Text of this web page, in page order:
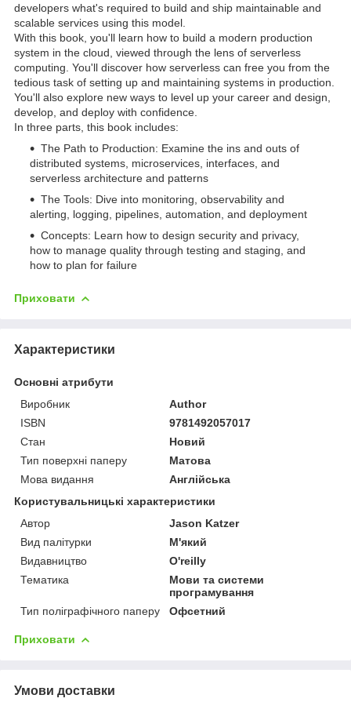
developers what's required to build and ship maintainable and
scalable services using this model.
With this book, you'll learn how to build a modern production
system in the cloud, viewed through the lens of serverless
computing. You'll discover how serverless can free you from the
tedious task of setting up and maintaining systems in production.
You'll also explore new ways to level up your career and design,
develop, and deploy with confidence.
In three parts, this book includes:
The Path to Production: Examine the ins and outs of
distributed systems, microservices, interfaces, and
serverless architecture and patterns
The Tools: Dive into monitoring, observability and
alerting, logging, pipelines, automation, and deployment
Concepts: Learn how to design security and privacy,
how to manage quality through testing and staging, and
how to plan for failure
Приховати
Характеристики
Основні атрибути
Виробник
Author
ISBN
9781492057017
Стан
Новий
Тип поверхні паперу
Матова
Мова видання
Англійська
Користувальницькі характеристики
Автор
Jason Katzer
Вид палітурки
М'який
Видавництво
O'reilly
Тематика
Мови та системи
програмування
Тип поліграфічного паперу
Офсетний
Приховати
Умови доставки